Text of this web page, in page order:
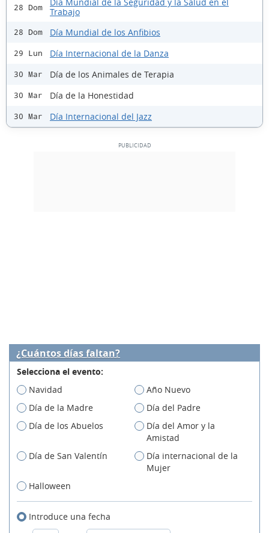
28 Dom
Día Mundial de la Seguridad y la Salud en el
Trabajo
28 Dom Día Mundial de los Anfibios
29 Lun Día Internacional de la Danza
30 Mar Día de los Animales de Terapia
30 Mar Día de la Honestidad
30 Mar Día Internacional del Jazz
¿Cuántos días faltan?
Selecciona el evento:
Navidad
Año Nuevo
Día de la Madre
Día del Padre
Día de los Abuelos
Día del Amor y la
Amistad
Día de San Valentín
Día internacional de la
Mujer
Halloween
Introduce una fecha